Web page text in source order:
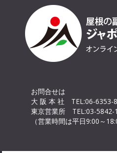
お問合せは
大 阪 本 社 TEL:06-6353-
東京営業所 TEL:03-5842-
（営業時間は平日9:00～